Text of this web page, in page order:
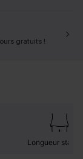
gratuits !
Longueur